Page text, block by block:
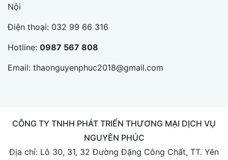
Nội
Điện thoại: 032 99 66 316
Hotline: 0987 567 808
Email: thaonguyenphuc2018@gmail.com
CÔNG TY TNHH PHÁT TRIỂN THƯƠNG MẠI DỊCH VỤ
NGUYÊN PHÚC
Địa chỉ: Lô 30, 31, 32 Đường Đặng Công Chất, TT. Yên